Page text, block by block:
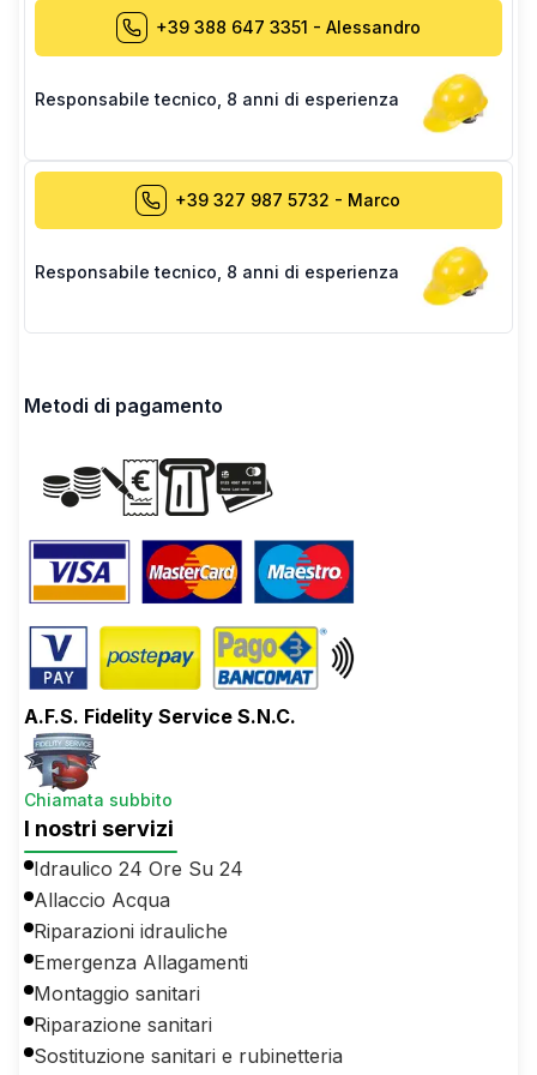
+39 388 647 3351 - Alessandro
Responsabile tecnico 8 anni di esperienza
+39 327 987 5732 - Marco
Responsabile tecnico 8 anni di esperienza
Metodi di pagamento
A.F.S. Fidelity Service S.N.C.
Chiamata subbito
I nostri servizi
Idraulico 24 Ore Su 24
Allaccio Acqua
Riparazioni idrauliche
Emergenza Allagamenti
Montaggio sanitari
Riparazione sanitari
Sostituzione sanitari e rubinetteria